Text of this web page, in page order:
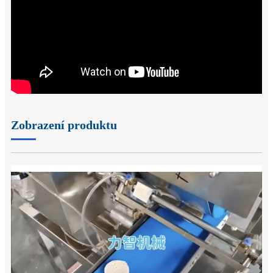
Zobrazení produktu